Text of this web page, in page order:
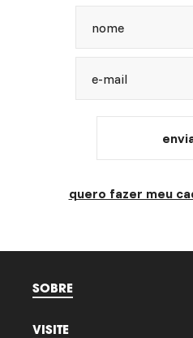
nome
e-mail
quero fazer meu
SOBRE
VISITE